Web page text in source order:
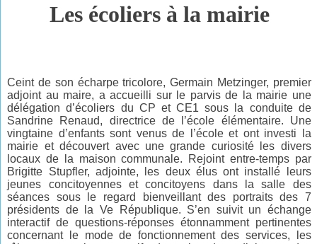
Les écoliers à la mairie
Ceint de son écharpe tricolore, Germain Metzinger, premier
adjoint au maire, a accueilli sur le parvis de la mairie une
délégation d’écoliers du CP et CE1 sous la conduite de
Sandrine Renaud,
directrice de l’école élémentaire. Une
vingtaine d’enfants sont venus de l’école et ont investi la
mairie et découvert avec une grande curiosité les divers
locaux de la maison communale. Rejoint entre-temps par
Brigitte Stupfler, adjointe, les deux élus ont installé leurs
jeunes concitoyennes et concitoyens dans la salle des
séances sous le regard bienveillant des portraits des 7
présidents de la Ve République. S’en suivit un échange
interactif de questions-réponses étonnamment pertinentes
concernant le mode de fonctionnement des services, les